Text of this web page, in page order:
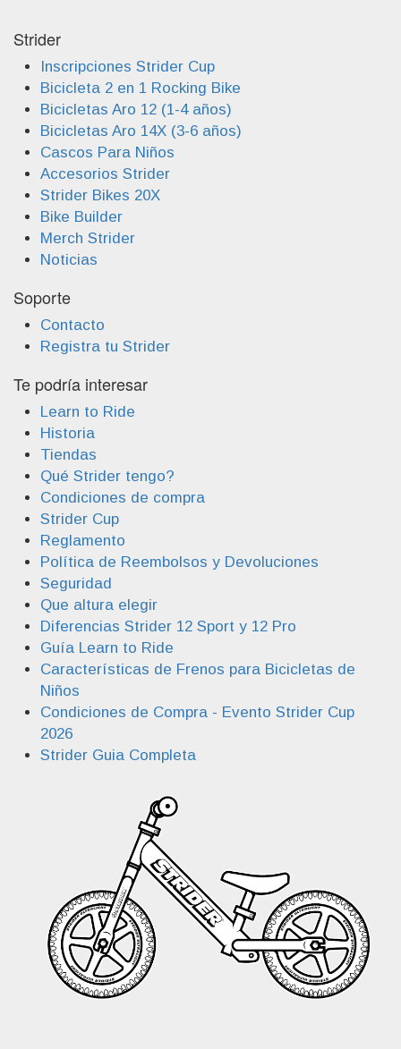
Strider
Inscripciones Strider Cup
Bicicleta 2 en 1 Rocking Bike
Bicicletas Aro 12 (1-4 años)
Bicicletas Aro 14X (3-6 años)
Cascos Para Niños
Accesorios Strider
Strider Bikes 20X
Bike Builder
Merch Strider
Noticias
Soporte
Contacto
Registra tu Strider
Te podría interesar
Learn to Ride
Historia
Tiendas
Qué Strider tengo?
Condiciones de compra
Strider Cup
Reglamento
Política de Reembolsos y Devoluciones
Seguridad
Que altura elegir
Diferencias Strider 12 Sport y 12 Pro
Guía Learn to Ride
Características de Frenos para Bicicletas de
Niños
Condiciones de Compra - Evento Strider Cup
2026
Strider Guia Completa